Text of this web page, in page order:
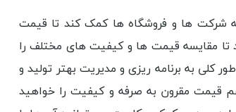
شرکت ها و فروشگاه ها کمک کند تا قیمت
تا مقایسه قیمت ها و کیفیت های مختلف را
کلی به برنامه ریزی و مدیریت بهتر تولید و
قیمت مقرون به صرفه و کیفیت را خواهید